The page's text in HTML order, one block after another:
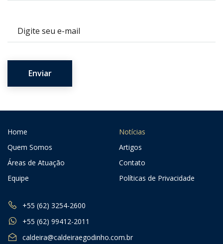
Home
Quem Somos
Áreas de Atuação
Equipe
Notícias
Artigos
Contato
Políticas de Privacidade
+55 (62) 3254-2600
+55 (62) 99412-2011
caldeira@caldeiraegodinho.com.br